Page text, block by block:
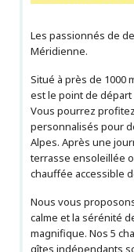
Les passionnés de
Méridienne.
Situé à près de 1000
est le point de
Vous pourrez
personnalisés pour
Alpes. Après une
terrasse ensoleillée
chauffée accessible
Nous vous
calme et la sérénité
magnifique. Nos 5
gîtes indépendants